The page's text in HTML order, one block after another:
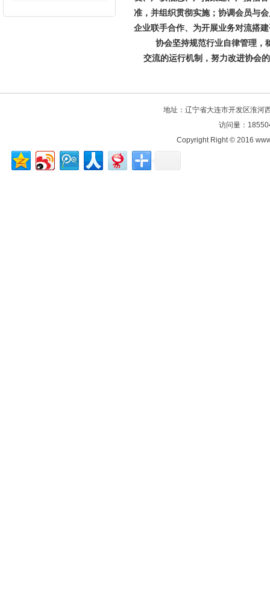
准，并组织贯彻实施；协调会员与
企业联手合作、为开展业务对流搭
协会坚持规范行业自律管理，
交流的运行机制，努力改进协会
地址：辽宁省大连市开发区淮
访问量：
Copyright Right © 2016